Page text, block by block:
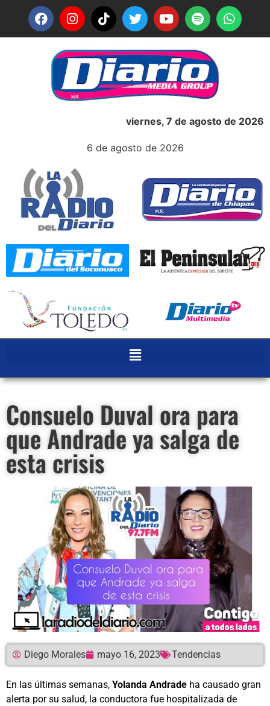
viernes, 7 de agosto de 2026
6 de agosto de 2026
Consuelo Duval ora para
que Andrade ya salga de
esta crisis
Diego Morales mayo 16, 2023 Tendencias
En las últimas semanas, Yolanda Andrade ha causado gran
alerta por su salud, la conductora fue hospitalizada de